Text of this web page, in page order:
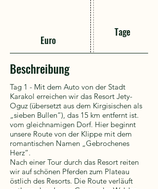
Euro
Tage
Beschreibung
Tag 1 - Mit dem Auto von der Stadt
Karakol erreichen wir das Resort Jety-
Oguz (übersetzt aus dem Kirgisischen als
„sieben Bullen“), das 15 km entfernt ist.
vom gleichnamigen Dorf. Hier beginnt
unsere Route von der Klippe mit dem
romantischen Namen „Gebrochenes
Herz“.
Nach einer Tour durch das Resort reiten
wir auf schönen Pferden zum Plateau
östlich des Resorts. Die Route verläuft